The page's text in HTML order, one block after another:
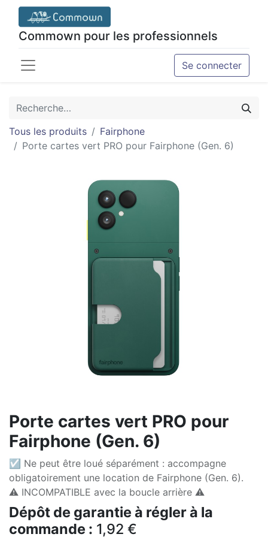
Commown pour les professionnels
Se connecter
Tous les produits
Fairphone
Porte cartes vert PRO pour Fairphone (Gen. 6)
Porte cartes vert PRO pour
Fairphone (Gen. 6)
☑ Ne peut être loué séparément : accompagne
obligatoirement une location de Fairphone (Gen. 6).
⚠️ INCOMPATIBLE avec la boucle arrière ⚠️
Dépôt de garantie à régler à la
commande : 1,92 €